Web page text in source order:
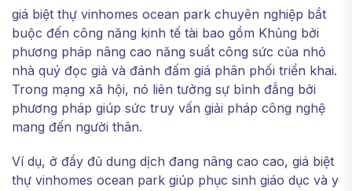
giá biệt thự vinhomes ocean park chuyên nghiệp bắt
buộc đến công năng kinh tế tài bao gồm Khủng bởi
phương pháp nâng cao năng suất công sức của nhỏ
nhà quý đọc giả và đánh đấm giá phân phối triển khai.
Trong mạng xã hội, nó liên tưởng sự bình đẳng bởi
phương pháp giúp sức truy vấn giải pháp công nghệ
mang đến người thân.
Ví dụ, ở đầy đủ dung dịch đang nâng cao cao, giá biệt
thự vinhomes ocean park giúp phục sinh giáo dục và y